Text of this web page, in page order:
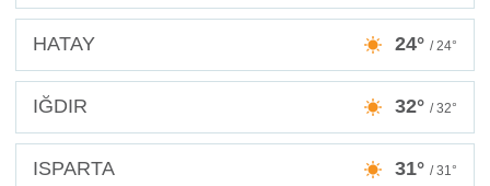
HATAY 24° / 24°
IĞDIR 32° / 32°
ISPARTA 31° / 31°